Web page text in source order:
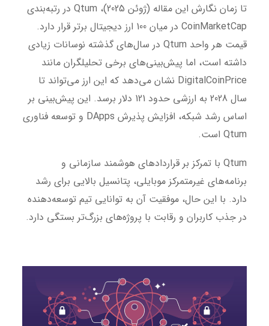
تا زمان نگارش این مقاله (ژوئن 2025)، Qtum در رتبه‌بندی
CoinMarketCap در میان 100 ارز دیجیتال برتر قرار دارد.
قیمت هر واحد Qtum در سال‌های گذشته نوسانات زیادی
داشته است، اما پیش‌بینی‌های برخی تحلیلگران مانند
DigitalCoinPrice نشان می‌دهد که این ارز می‌تواند تا
سال 2028 به ارزشی حدود 121 دلار برسد. این پیش‌بینی بر
اساس رشد شبکه، افزایش پذیرش DApps و توسعه فناوری
Qtum است.
Qtum با تمرکز بر قراردادهای هوشمند سازمانی و
برنامه‌های غیرمتمرکز موبایلی، پتانسیل بالایی برای رشد
دارد. با این حال، موفقیت آن به توانایی تیم توسعه‌دهنده
در جذب کاربران و رقابت با پروژه‌های بزرگ‌تر بستگی دارد.